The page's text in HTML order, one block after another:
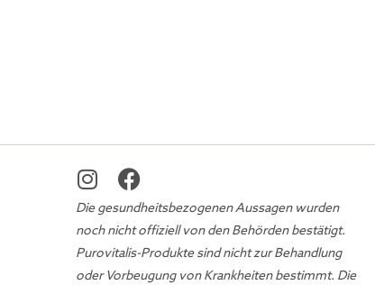
Die gesundheitsbezogenen Aussagen wurden
noch nicht offiziell von den Behörden bestätigt.
Purovitalis-Produkte sind nicht zur Behandlung
oder Vorbeugung von Krankheiten bestimmt. Die